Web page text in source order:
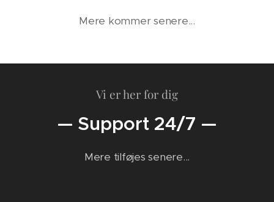
Mere kommer senere...
Vi er her for dig
— Support 24/7 —
Mere tilføjes senere...